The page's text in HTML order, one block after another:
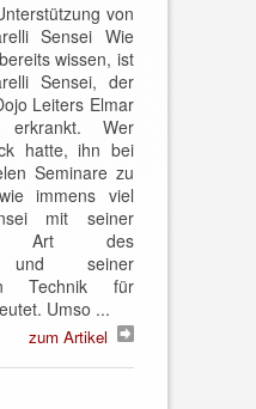
von
Sensei Wie
wissen, ist
Sensei, der
Leiters Elmar
erkrankt. Wer
hatte, ihn bei
Seminare zu
immens viel
mit seiner
Art des
und seiner
Technik für
Umso ...
zum Artikel